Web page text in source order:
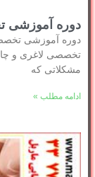
دوره آموزشی
دوره آموزشی
تخصصی لاغری و
مشکلاتی که
ادامه مطلب »